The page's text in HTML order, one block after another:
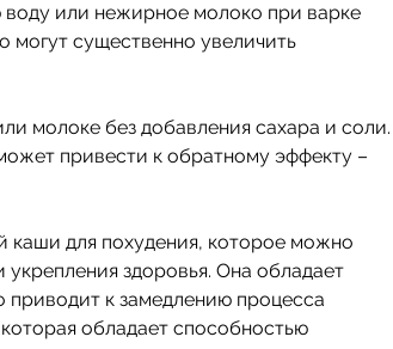
воду или нежирное молоко при варке
существенно увеличить
молоке без добавления сахара и соли.
привести к обратному эффекту –
каши для похудения, которое можно
укрепления здоровья. Она обладает
приводит к замедлению процесса
обладает способностью